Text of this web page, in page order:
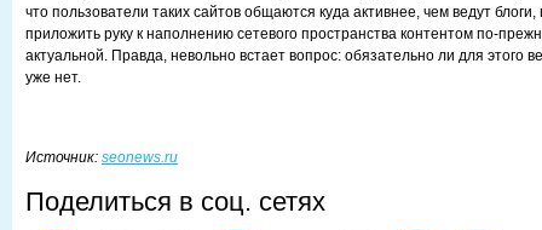
что пользователи таких сайтов общаются куда активнее, чем ведут блоги,
приложить руку к наполнению сетевого пространства контентом по-
актуальной. Правда, невольно встает вопрос: обязательно ли для этого
уже нет.
Источник: seonews.ru
Поделиться в соц. сетях